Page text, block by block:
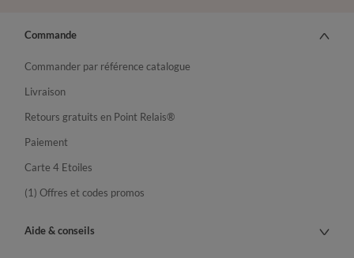
Commande
Commander par référence catalogue
Livraison
Retours gratuits en Point Relais®
Paiement
Carte 4 Etoiles
(1) Offres et codes promos
Aide & conseils